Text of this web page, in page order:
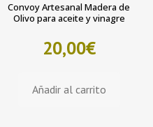
Convoy Artesanal Madera de
Olivo para aceite y vinagre
20,00€
Añadir al carrito